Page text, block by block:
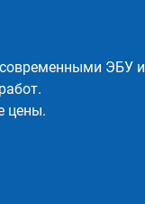
современными ЭБУ и
цены.